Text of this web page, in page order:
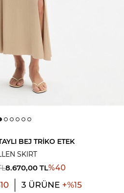
BEJ TRIKO ETEK
SKIRT
8.670,00TL%40